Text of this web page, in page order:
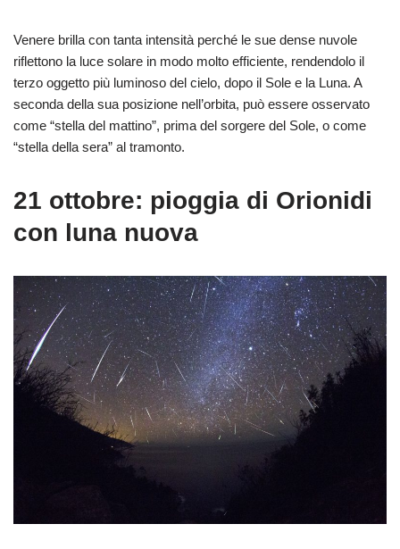
Venere brilla con tanta intensità perché le sue dense nuvole
riflettono la luce solare in modo molto efficiente, rendendolo il
terzo oggetto più luminoso del cielo, dopo il Sole e la Luna. A
seconda della sua posizione nell’orbita, può essere osservato
come “stella del mattino”, prima del sorgere del Sole, o come
“stella della sera” al tramonto.
21 ottobre: pioggia di Orionidi
con luna nuova